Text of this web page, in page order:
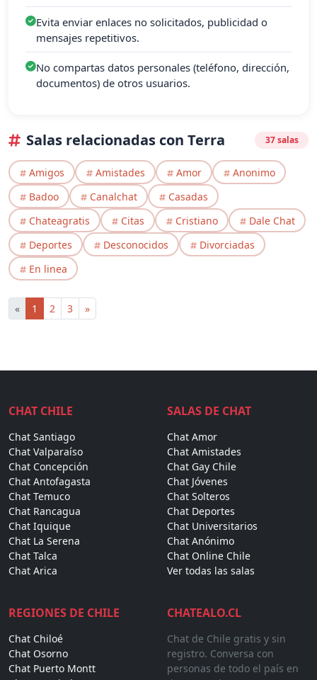
Evita enviar enlaces no solicitados, publicidad o
mensajes repetitivos.
No compartas datos personales (teléfono, dirección,
documentos) de otros usuarios.
Salas relacionadas con Terra 37 salas
Amigos Amistades Amor
Anonimo
Badoo
Canalchat
Casadas
Chateagratis
Citas Cristiano
Dale Chat
Deportes
Desconocidos
Divorciadas
En linea
« 1 2 3 »
CHAT CHILE
Chat Santiago
Chat Valparaíso
Chat Concepción
Chat Antofagasta
Chat Temuco
Chat Rancagua
Chat Iquique
Chat La Serena
Chat Talca
Chat Arica
SALAS DE CHAT
Chat Amor
Chat Amistades
Chat Gay Chile
Chat Jóvenes
Chat Solteros
Chat Deportes
Chat Universitarios
Chat Anónimo
Chat Online Chile
Ver todas las salas
REGIONES DE CHILE
Chat Chiloé
Chat Osorno
Chat Puerto Montt
CHATEALO.CL
Chat de Chile gratis y sin
registro. Conversa con
personas de todo el país en